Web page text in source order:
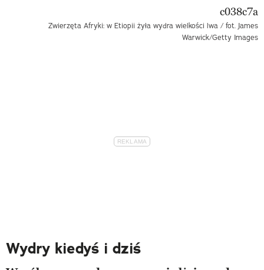
Zwierzęta Afryki: w Etiopii żyła wydra wielkości lwa / fot. James
Warwick/Getty Images
Wydry kiedyś i dziś